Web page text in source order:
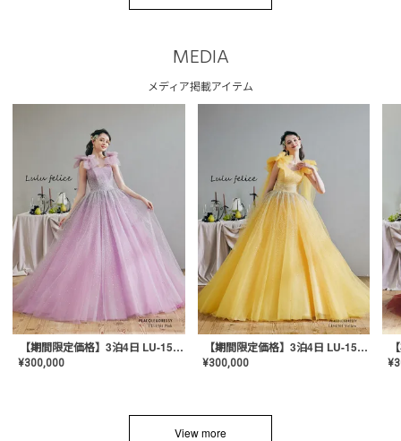
MEDIA
メディア掲載アイテム
【期間限定価格】3泊4日 LU-1501(Pink)
¥300,000
【期間限定価格】3泊4日 LU-1501(Yellow)
¥300,000 ¥
View more